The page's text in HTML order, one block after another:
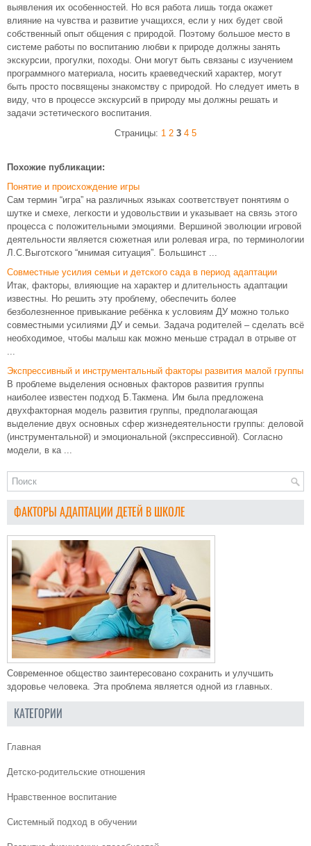
выявления их особенностей. Но вся работа лишь тогда окажет
влияние на чувства и развитие учащихся, если у них будет свой
собственный опыт общения с природой. Поэтому большое место в
системе работы по воспитанию любви к природе должны занять
экскурсии, прогулки, походы. Они могут быть связаны с изучением
программного материала, носить краеведческий характер, могут
быть просто посвящены знакомству с природой. Но следует иметь в
виду, что в процессе экскурсий в природу мы должны решать и
задачи эстетического воспитания.
Страницы: 1 2 3 4 5
Похожие публикации:
Понятие и происхождение игры
Сам термин “игра” на различных языках соответствует понятиям о
шутке и смехе, легкости и удовольствии и указывает на связь этого
процесса с положительными эмоциями. Вершиной эволюции игровой
деятельности является сюжетная или ролевая игра, по терминологии
Л.С.Выготского “мнимая ситуация”. Большинст ...
Совместные усилия семьи и детского сада в период адаптации
Итак, факторы, влияющие на характер и длительность адаптации
известны. Но решить эту проблему, обеспечить более
безболезненное привыкание ребёнка к условиям ДУ можно только
совместными усилиями ДУ и семьи. Задача родителей – сделать всё
необходимое, чтобы малыш как можно меньше страдал в отрыве от
...
Экспрессивный и инструментальный факторы развития малой группы
В проблеме выделения основных факторов развития группы
наиболее известен подход Б.Такмена. Им была предложена
двухфакторная модель развития группы, предполагающая
выделение двух основных сфер жизнедеятельности группы: деловой
(инструментальной) и эмоциональной (экспрессивной). Согласно
модели, в ка ...
ФАКТОРЫ АДАПТАЦИИ ДЕТЕЙ В ШКОЛЕ
Современное общество заинтересовано сохранить и улучшить
здоровье человека. Эта проблема является одной из главных.
КАТЕГОРИИ
Главная
Детско-родительские отношения
Нравственное воспитание
Системный подход в обучении